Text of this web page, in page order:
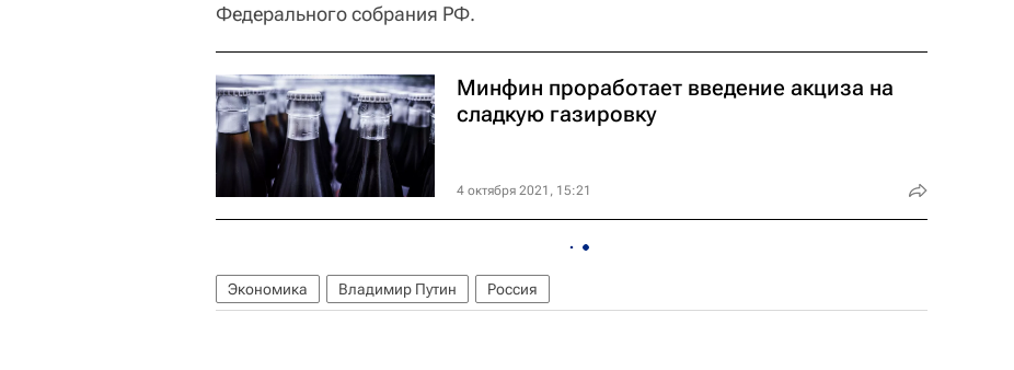
Федерального собрания РФ.
Минфин проработает введение акциза на
сладкую газировку
4 октября 2021, 15:21
Экономика Владимир Путин Россия